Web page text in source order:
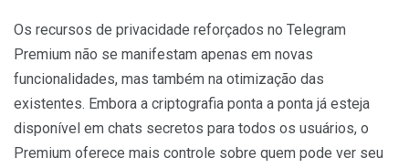
Os recursos de privacidade reforçados no Telegram
Premium não se manifestam apenas em novas
funcionalidades, mas também na otimização das
existentes. Embora a criptografia ponta a ponta já esteja
disponível em chats secretos para todos os usuários, o
Premium oferece mais controle sobre quem pode ver seu